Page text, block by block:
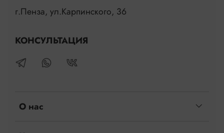
О нас
г.Пенза, ул.Карпинского, 36
КОНСУЛЬТАЦИЯ